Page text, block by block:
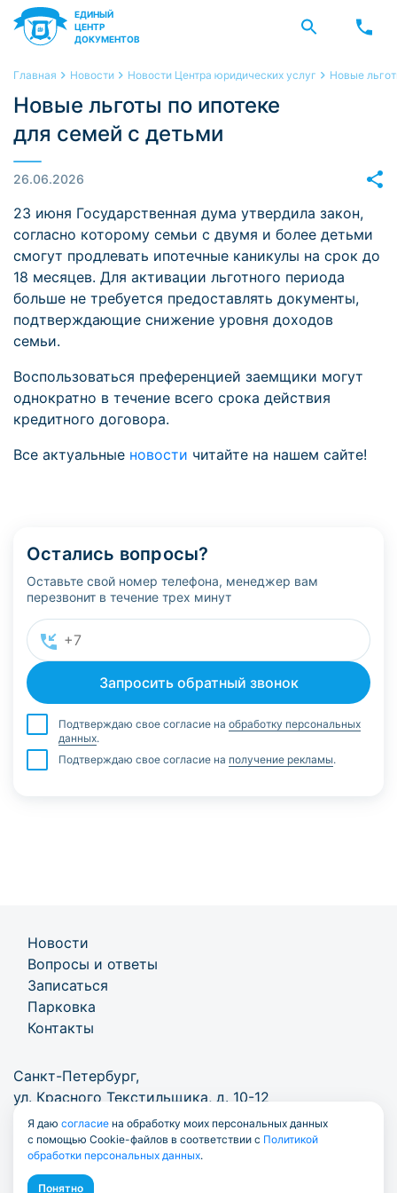
ЕДИНЫЙ
ЦЕНТР
ДОКУМЕНТОВ
Главная Новости Новости Центра юридических услуг Новые
Новые льготы по ипотеке
для семей с детьми
26.06.2026
23 июня Государственная дума утвердила закон,
согласно которому семьи с двумя и более детьми
смогут продлевать ипотечные каникулы на срок до
18 месяцев. Для активации льготного периода
больше не требуется предоставлять документы,
подтверждающие снижение уровня доходов
семьи.
Воспользоваться преференцией заемщики могут
однократно в течение всего срока действия
кредитного договора.
Все актуальные новости читайте на нашем сайте!
Остались вопросы?
Оставьте свой номер телефона, менеджер вам
перезвонит в течение трех минут
Подтверждаю свое согласие на обработку персональных
данных.
Подтверждаю свое согласие на получение рекламы.
Новости
Вопросы и ответы
Записаться
Парковка
Контакты
Санкт-Петербург,
ул. Красного Текстильщика, д. 10-12
+7 (812) 777-1000/info@7771000.ru
Я даю согласие на обработку моих персональных данных
с помощью Cookie-файлов в соответствии с Политикой
обработки персональных данных.
Понятно